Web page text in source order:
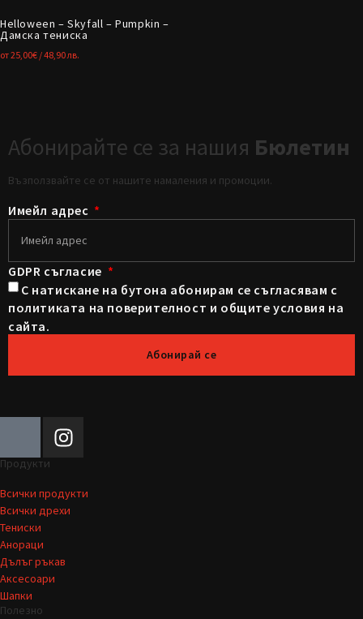
Helloween – Skyfall – Pumpkin –
Дамска тениска
от25,00€ / 48,90 лв.
Абонирайте се за нашия Бюлетин
Възползвайте се от нашите намаления и промоции.
Имейл адрес
GDPR съгласие
С натискане на бутона абонирам се съгласявам с
политиката на поверителност и общите условия на
сайта.
Абонирай се
Продукти
Всички продукти
Всички дрехи
Тениски
Анораци
Дълъг ръкав
Аксесоари
Шапки
Полезно